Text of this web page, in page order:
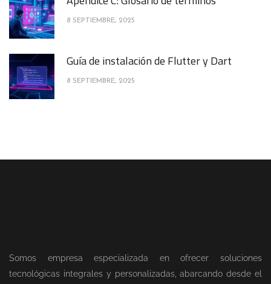
8 SEPTIEMBRE, 2025
Guía de instalación de Flutter y Dart
8 SEPTIEMBRE, 2025
Somos empresa especializada en ofrecer soluciones
tecnológicas integrales y personalizadas, abarcando desde el